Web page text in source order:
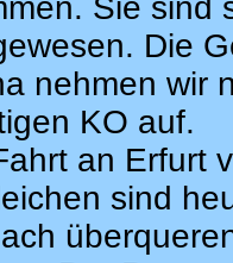
Sie sind
Die
nehmen wir
KO auf.
an Erfurt
sind